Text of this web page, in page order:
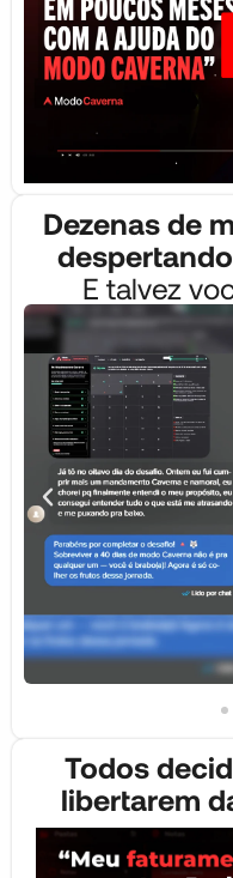
Dezenas de
E talvez
Todos
libertarem